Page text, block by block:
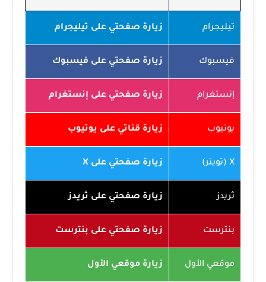
تيليجرام زيارة صفحتي على تيليجرام
فيسبوك زيارة صفحتي على فيسبوك
إنستغرام زيارة صفحتي على إنستغرام
يوتيوب زيارة قناتي على يوتيوب
X (تويتر) زيارة صفحتي على X
ثريدز زيارة صفحتي على ثريدز
بنترست زيارة صفحتي على بنترست
موقعي الأول زيارة موقعي الأول